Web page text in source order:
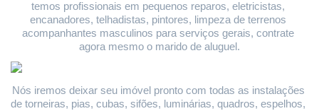
temos profissionais em pequenos reparos, eletricistas,
encanadores, telhadistas, pintores, limpeza de terrenos
acompanhantes masculinos para serviços gerais, contrate
agora mesmo o marido de aluguel.
Nós iremos deixar seu imóvel pronto com todas as instalações
de torneiras, pias, cubas, sifões, luminárias, quadros, espelhos,